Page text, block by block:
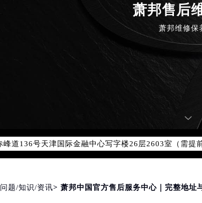
萧邦售后
萧邦维修保
中国区售后服务网络优化升级公告
全国官方售后客户服务热线：400-885-0231
一服务热线400-885-0231，服务覆盖中国大陆、香港
售后服务中心最新网点地址：
国门外大街甲6号华熙国际中心写字楼D座11层1102室
长安街1号东方广场写字楼W3座6层602室（需提前预约
峰道136号天津国际金融中心写字楼26层2603室（需提
桥路3号港汇中心写字楼2座37层3705室（需提前预约）
京东路299号宏伊国际广场写字楼8层806室（需提前预
锦路1590号现代传媒中心写字楼5号楼10层1008室（需
问题/知识/资讯> 萧邦中国官方售后服务中心｜完整地址